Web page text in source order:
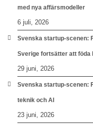
med nya affärsmodeller
6 juli, 2026
Svenska startup-scenen:
Sverige fortsätter att föda
29 juni, 2026
Svenska startup-scenen:
teknik och AI
23 juni, 2026